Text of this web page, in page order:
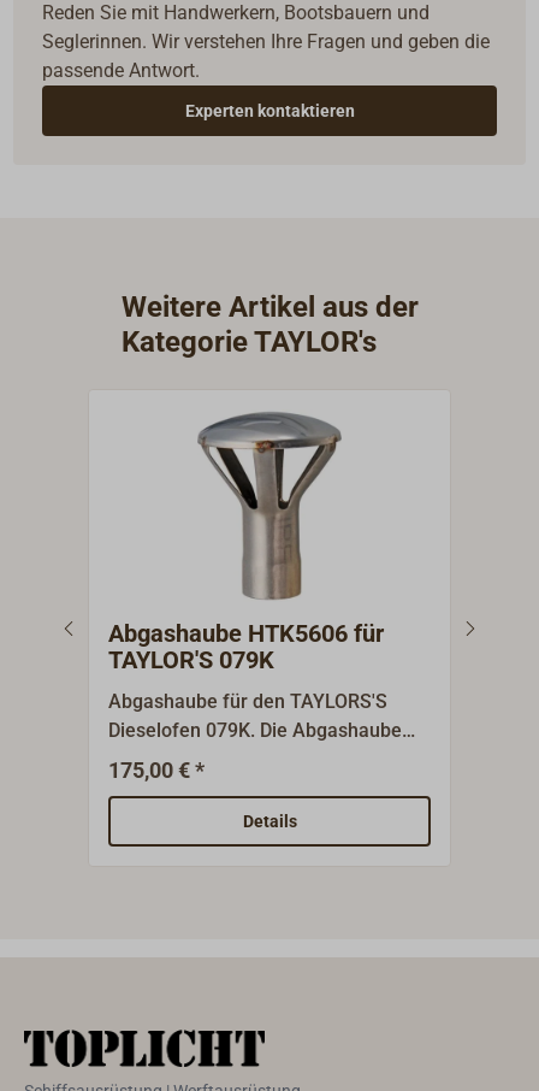
Reden Sie mit Handwerkern, Bootsbauern und
Seglerinnen. Wir verstehen Ihre Fragen und geben die
passende Antwort.
Experten kontaktieren
Weitere Artikel aus der
Kategorie TAYLOR's
Abgashaube HTK5606 für
TAYLOR'S 079K
Abgashaube für den TAYLORS'S
Dieselofen 079K. Die Abgashaube
verhindert das Eindringen von Wind
und Wasser in das Abgasrohr.Neben
den hier aufgeführten Zubehör- und
Ersatzteilen können wir weitere
175,00 € *
Details